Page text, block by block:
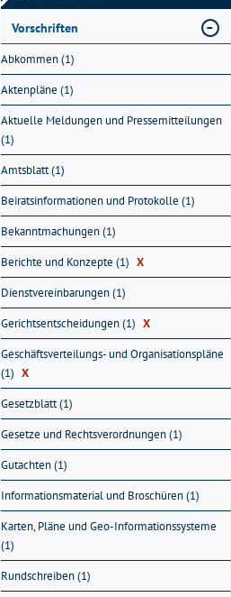
Vorschriften
Abkommen (1)
Aktenpläne (1)
Aktuelle Meldungen und Pressemitteilungen
(1)
Amtsblatt (1)
Beiratsinformationen und Protokolle (1)
Bekanntmachungen (1)
Berichte und Konzepte (1) X
Dienstvereinbarungen (1)
Gerichtsentscheidungen (1) X
Geschäftsverteilungs- und Organisationspläne
(1) X
Gesetzblatt (1)
Gesetze und Rechtsverordnungen (1)
Gutachten (1)
Informationsmaterial und Broschüren (1)
Karten, Pläne und Geo-Informationssysteme
(1)
Rundschreiben (1)